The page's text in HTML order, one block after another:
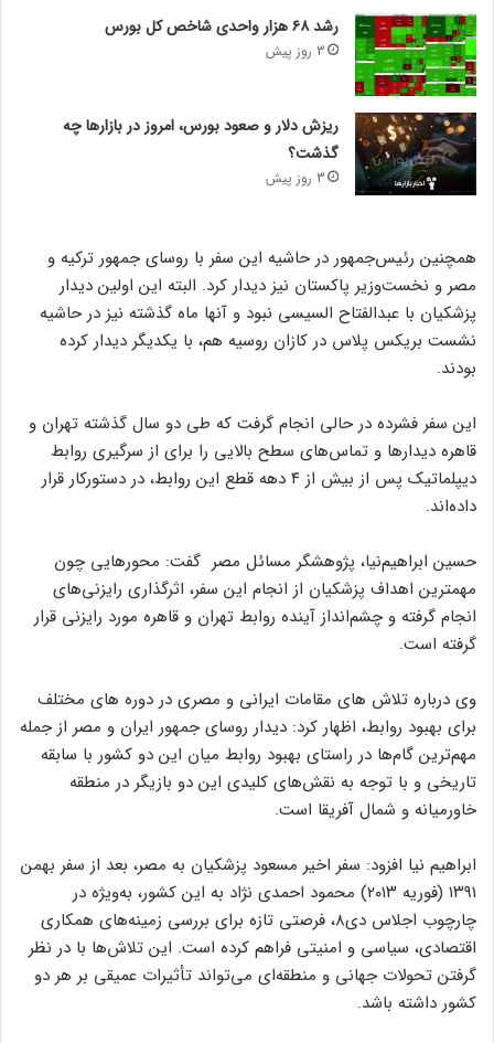
رشد ۶۸ هزار واحدی شاخص کل بورس
3 روز پیش
ریزش دلار و صعود بورس، امروز در بازارها چه
گذشت؟
3 روز پیش
همچنین رئیس‌جمهور در حاشیه این سفر با روسای جمهور ترکیه و
مصر و نخست‌وزیر پاکستان نیز دیدار کرد. البته این اولین دیدار
پزشکیان با عبدالفتاح السیسی نبود و آنها ماه گذشته نیز در حاشیه
نشست بریکس پلاس در کازان روسیه هم، با یکدیگر دیدار کرده
بودند.
این سفر فشرده در حالی انجام گرفت که طی دو سال گذشته تهران و
قاهره دیدارها و تماس‌های سطح بالایی را برای از سرگیری روابط
دیپلماتیک پس از بیش از ۴ دهه قطع این روابط، در دستورکار قرار
داده‌اند.
حسین ابراهیم‌نیا، پژوهشگر مسائل مصر گفت: محورهایی چون
مهمترین اهداف پزشکیان از انجام این سفر، اثرگذاری رایزنی‌های
انجام گرفته و چشم‌انداز آینده روابط تهران و قاهره مورد رایزنی قرار
گرفته است.
وی درباره تلاش های مقامات ایرانی و مصری در دوره های مختلف
براى بهبود روابط، اظهار کرد: دیدار روساى جمهور ایران و مصر از جمله
مهم‌ترین گام‌ها در راستای بهبود روابط میان این دو کشور با سابقه
تاریخی و با توجه به نقش‌های کلیدی این دو بازیگر در منطقه
خاورمیانه و شمال آفریقا است.
ابراهیم نیا افزود: سفر اخیر مسعود پزشکیان به مصر، بعد از سفر بهمن
۱۳۹۱ (فوریه ۲۰۱۳) محمود احمدی نژاد به این کشور، به‌ویژه در
چارچوب اجلاس دی‌۸، فرصتی تازه برای بررسی زمینه‌های همکاری
اقتصادی، سیاسی و امنیتی فراهم کرده است. این تلاش‌ها با در نظر
گرفتن تحولات جهانی و منطقه‌ای می‌تواند تأثیرات عمیقی بر هر دو
کشور داشته باشد.